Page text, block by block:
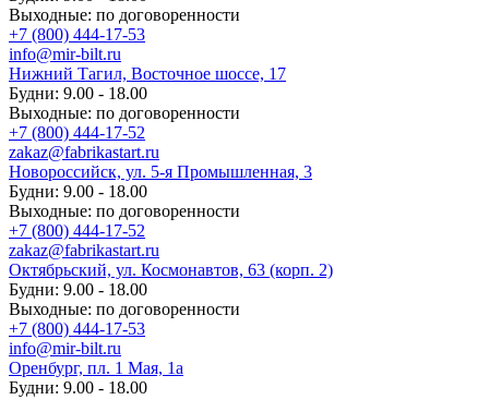
Выходные: по договоренности
+7 (800) 444-17-53
info@mir-bilt.ru
Нижний Тагил, Восточное шоссе, 17
Будни: 9.00 - 18.00
Выходные: по договоренности
+7 (800) 444-17-52
zakaz@fabrikastart.ru
Новороссийск, ул. 5-я Промышленная, 3
Будни: 9.00 - 18.00
Выходные: по договоренности
+7 (800) 444-17-52
zakaz@fabrikastart.ru
Октябрьский, ул. Космонавтов, 63 (корп. 2)
Будни: 9.00 - 18.00
Выходные: по договоренности
+7 (800) 444-17-53
info@mir-bilt.ru
Оренбург, пл. 1 Мая, 1а
Будни: 9.00 - 18.00